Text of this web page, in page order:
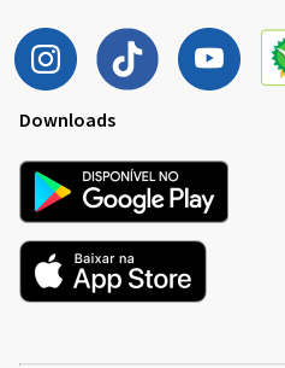
Downloads